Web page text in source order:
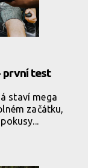
první test
staví mega
začátku,